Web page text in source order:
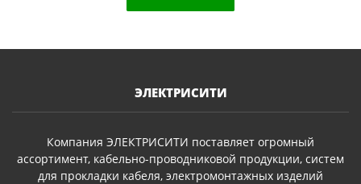
ЭЛЕКТРИСИТИ
Компания ЭЛЕКТРИСИТИ поставляет огромный
ассортимент, кабельно-проводниковой продукции, систем
для прокладки кабеля, электромонтажных изделий